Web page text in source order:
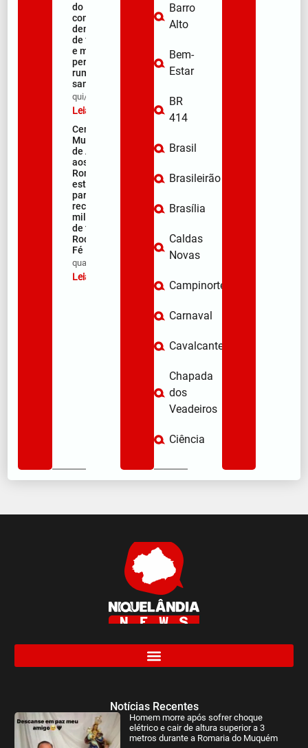
do Muquém
começa com
demonstração
de fé, emoção
e milhares de
peregrinos
rumo ao
santuário
qui/08/2026
Leia mais »
Centro
Municipal
de Apoio
aos
Romeiros
está pronto
para
receber
milhares
de fiéis na
Rodovia da
Fé
qua/08/2026
Leia mais »
Barro
Alto
Bem-
Estar
BR
414
Brasil
Brasileirão
Brasília
Caldas
Novas
Campinorte
Carnaval
Cavalcante
Chapada
dos
Veadeiros
Ciência
Notícias Recentes
Homem morre após sofrer choque
elétrico e cair de altura superior a 3
metros durante a Romaria do Muquém